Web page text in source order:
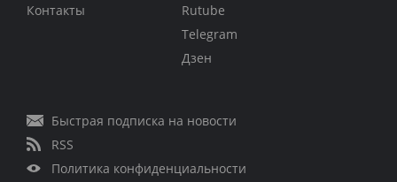
Контакты
Rutube
Telegram
Дзен
Быстрая подписка на новости
RSS
Политика конфиденциальности